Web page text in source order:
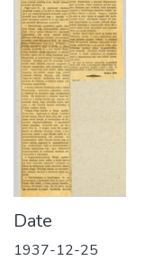
Date
1937-12-25